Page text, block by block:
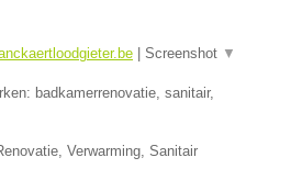
Screenshot ▼
badkamerrenovatie, sanitair,
Verwarming, Sanitair